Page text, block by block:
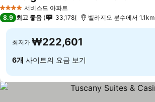
4 성급 서비스드 아파트
8.9 최고 좋음 33,178 벨라지오 분수에서 1.1km
최저가 ₩222,601
6개 사이트의 요금 보기